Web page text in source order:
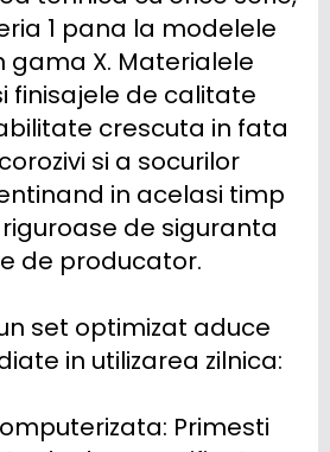
1 pana la modelele
gama X. Materialele
finisajele de calitate
crescuta in fata
si a socurilor
in acelasi timp
de siguranta
de producator.
set optimizat aduce
in utilizarea zilnica:
Primesti